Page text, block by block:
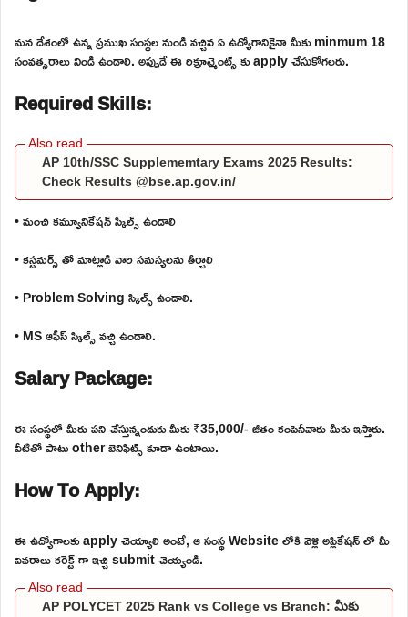
మన దేశంలో ఉన్న ప్రముఖ సంస్థల నుండి వచ్చిన ఏ ఉద్యోగానికైనా మీకు minmum 18
సంవత్సరాలు నిండి ఉండాలి. అప్పుడే ఈ రిక్రూట్మెంట్స్ కు apply చేసుకోగలరు.
Required Skills:
AP 10th/SSC Supplememtary Exams 2025 Results:
Check Results @bse.ap.gov.in/
• మంచి కమ్యూనికేషన్ స్కిల్స్ ఉండాలి
• కస్టమర్స్ తో మాట్లాడి వారి సమస్యలను తీర్చాలి
• Problem Solving స్కిల్స్ ఉండాలి.
• MS ఆఫీస్ స్కిల్స్ వచ్చి ఉండాలి.
Salary Package:
ఈ సంస్థలో మీరు పని చేస్తున్నందుకు మీకు ₹35,000/- జీతం కంపెనీవారు మీకు ఇస్తారు.
వీటితో పాటు other బెనిఫిట్స్ కూడా ఉంటాయి.
How To Apply:
ఈ ఉద్యోగాలకు apply చెయ్యాలి అంటే, ఆ సంస్థ Website లోకి వెళ్లి అప్లికేషన్ లో మీ
వివరాలు కరెక్ట్ గా ఇచ్చి submit చెయ్యండి.
AP POLYCET 2025 Rank vs College vs Branch: మీకు